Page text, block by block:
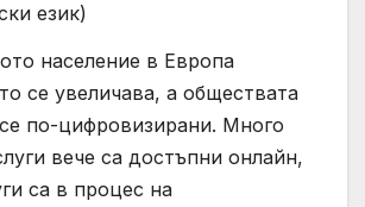
език)
население в Европа
се увеличава, а обществата
по-цифровизирани. Много
вече са достъпни онлайн,
са в процес на